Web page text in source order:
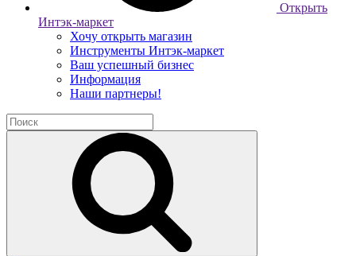
Открыть
Интэк-маркет
Хочу открыть магазин
Инструменты Интэк-маркет
Ваш успешный бизнес
Информация
Наши партнеры!